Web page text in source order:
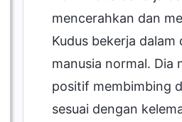
mencerahkan dan
Kudus bekerja
manusia normal. Dia
positif membimbing
sesuai dengan